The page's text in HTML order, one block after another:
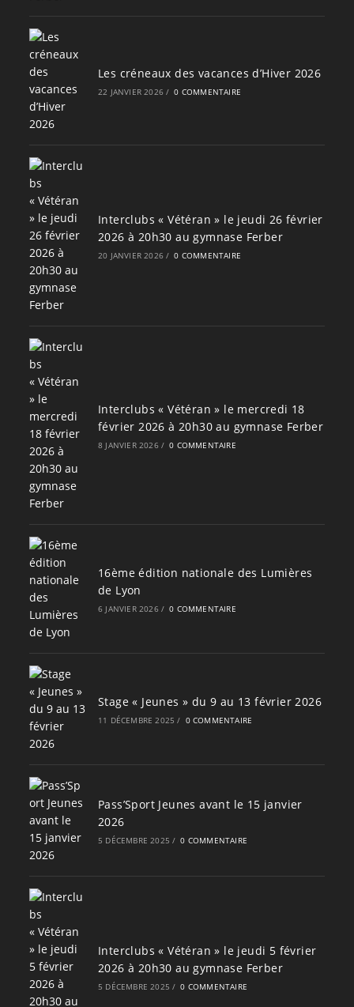
Les créneaux des vacances d’Hiver 2026
22 JANVIER 2026 / 0 COMMENTAIRE
Interclubs « Vétéran » le jeudi 26 février
2026 à 20h30 au gymnase Ferber
20 JANVIER 2026 / 0 COMMENTAIRE
Interclubs « Vétéran » le mercredi 18
février 2026 à 20h30 au gymnase Ferber
8 JANVIER 2026 / 0 COMMENTAIRE
16ème édition nationale des Lumières
de Lyon
6 JANVIER 2026 / 0 COMMENTAIRE
Stage « Jeunes » du 9 au 13 février 2026
11 DÉCEMBRE 2025 / 0 COMMENTAIRE
Pass’Sport Jeunes avant le 15 janvier
2026
5 DÉCEMBRE 2025 / 0 COMMENTAIRE
Interclubs « Vétéran » le jeudi 5 février
2026 à 20h30 au gymnase Ferber
5 DÉCEMBRE 2025 / 0 COMMENTAIRE